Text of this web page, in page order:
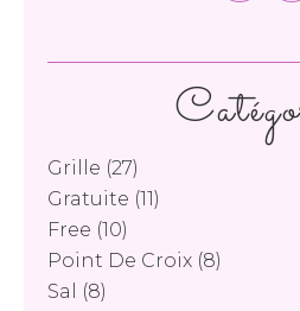
Grille (27)
Gratuite (11)
Free (10)
Point De Croix (8)
Sal
(8)